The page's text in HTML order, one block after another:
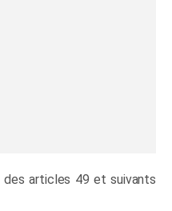
articles 49 et suivants